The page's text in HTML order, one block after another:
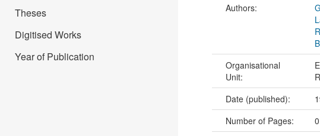
Theses
Digitised Works
Year of Publication
Authors:
Organisational
Unit:
Date (published):
Number of Pages:
0